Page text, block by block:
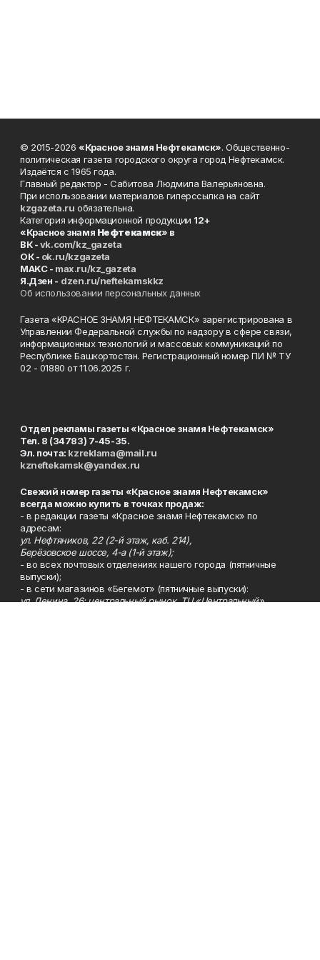
© 2015-2026 «Красное знамя Нефтекамск». Общественно-
политическая газета городского округа город Нефтекамск.
Издаётся с 1965 года.
Главный редактор - Сабитова Людмила Валерьяновна.
При использовании материалов гиперссылка на сайт
kzgazeta.ru обязательна.
Категория информационной продукции 12+
«Красное знамя Нефтекамск» в
ВК -vk.com/kz_gazeta
ОК - ok.ru/kzgazeta
MAKC - max.ru/kz_gazeta
Я.Дзен - dzen.ru/neftekamskkz
Об использовании персональных данных
Газета «КРАСНОЕ ЗНАМЯ НЕФТЕКАМСК» зарегистрирована в
Управлении Федеральной службы по надзору в сфере связи,
информационных технологий и массовых коммуникаций по
Республике Башкортостан. Регистрационный номер ПИ № ТУ
02 - 01880 от 11.06.2025 г.
Отдел рекламы газеты «Красное знамя Нефтекамск»
Тел. 8 (34783) 7-45-35.
Эл. почта: kzreklama@mail.ru
kzneftekamsk@yandex.ru
Свежий номер газеты «Красное знамя Нефтекамск»
всегда можно купить в точках продаж:
- в редакции газеты «Красное знамя Нефтекамск» по
адресам:
ул. Нефтяников, 22 (2-й этаж, каб. 214),
Берёзовское шоссе, 4-а (1-й этаж);
- во всех почтовых отделениях нашего города (пятничные
выпуски);
- в сети магазинов «Бегемот» (пятничные выпуски):
ул. Ленина, 26; центральный рынок, ТЦ «Центральный»,